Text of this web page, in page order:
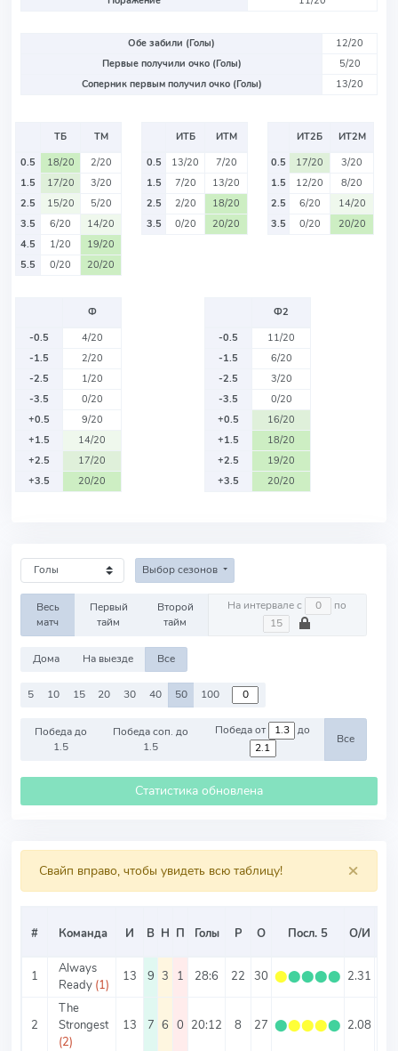
Обе забили (Голы)
12/20
Первые получили очко (Голы)
5/20
Соперник первым получил очко (Голы)
13/20
ТБ
ТМ
0.5
18/20
2/20
1.5
17/20
3/20
2.5
15/20
5/20
3.5
6/20
14/20
4.5
1/20
19/20
5.5
0/20 20/20
ИТБ
ИТМ
0.5
13/20
7/20
1.5
7/20
13/20
2.5
2/20
18/20
3.5
0/20 20/20
ИТ2Б
ИТ2М
0.5
17/20
3/20
1.5
12/20
8/20
2.5
6/20
14/20
3.5
0/20 20/20
Ф
-0.5
4/20
-1.5
2/20
-2.5
1/20
-3.5
0/20
+0.5
9/20
+1.5
14/20
+2.5
17/20
+3.5
20/20
Ф2
-0.5
11/20
-1.5
6/20
-2.5
3/20
-3.5
0/20
+0.5
16/20
+1.5
18/20
+2.5
19/20
+3.5
20/20
Выбор сезонов
Весь
матч
Первый
тайм
Второй
тайм
На интервале с по
Дома На выезде Все
5 10 15 20 30 40 50 100
Победа до
1.5
Победа соп. до
1.5
Победа от до
Все
Статистика обновлена
×
Свайп вправо, чтобы увидеть всю таблицу!
# Команда И В Н П Голы Р О Посл. 5 О/И
1
Always
Ready (1)
13 9 3 1 28:6 22 30 ⬤⬤⬤⬤⬤ 2.31
2
The
Strongest
(2)
13 7 6 0 20:12 8 27 ⬤⬤⬤⬤⬤ 2.08